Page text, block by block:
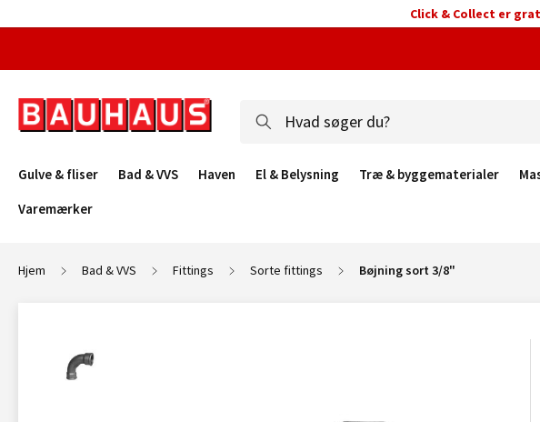
Click & Collect er
Gulve & fliser Bad & VVS Haven El & Belysning Træ & byggematerialer
Varemærker
Hjem Bad & VVS Fittings Sorte fittings Bøjning sort 3/8"